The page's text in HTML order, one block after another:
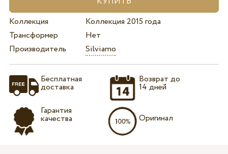
Коллекция
Коллекция 2015 года
Трансформер
Нет
Производитель
Silviamo
Бесплатная
доставка
Гарантия
качества
Возврат до
14 дней
Оригинал